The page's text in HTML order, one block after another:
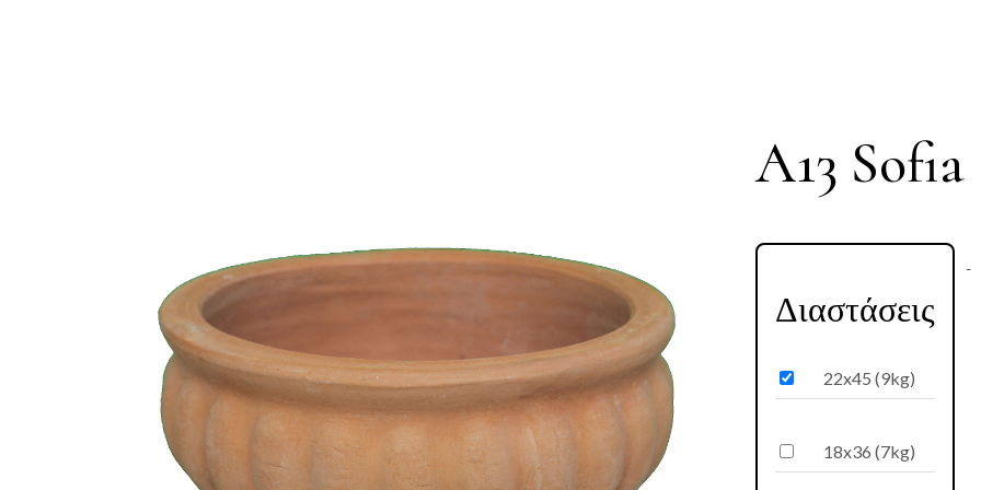
A13 Sofia
Διαστάσεις
22x45 (9kg)
18x36 (7kg)
-